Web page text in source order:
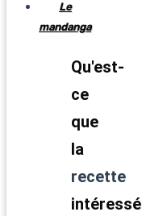
Le
mandanga
Qu'est-
ce
que
la
recette
intéressé